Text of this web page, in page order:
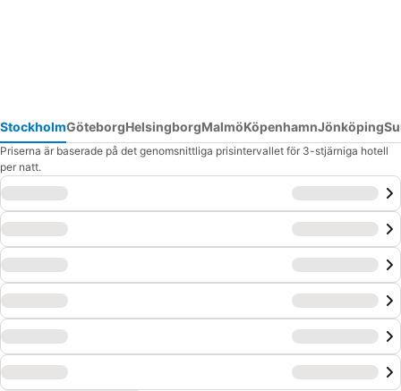
StockholmGöteborgHelsingborgMalmöKöpenhamnJönköping
Priserna är baserade på det genomsnittliga prisintervallet för 3-stjärniga hotell
per natt.